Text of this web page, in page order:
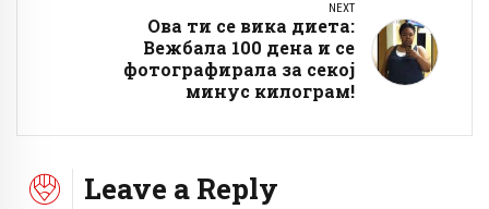
NEXT
Ова ти се вика диета:
Вежбала 100 дена и се
фотографирала за секој
минус килограм!
Leave a Reply